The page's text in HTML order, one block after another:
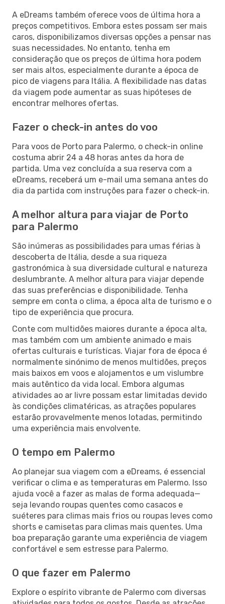
A eDreams também oferece voos de última hora a
preços competitivos. Embora estes possam ser mais
caros, disponibilizamos diversas opções a pensar nas
suas necessidades. No entanto, tenha em
consideração que os preços de última hora podem
ser mais altos, especialmente durante a época de
pico de viagens para Itália. A flexibilidade nas datas
da viagem pode aumentar as suas hipóteses de
encontrar melhores ofertas.
Fazer o check-in antes do voo
Para voos de Porto para Palermo, o check-in online
costuma abrir 24 a 48 horas antes da hora de
partida. Uma vez concluída a sua reserva com a
eDreams, receberá um e-mail uma semana antes do
dia da partida com instruções para fazer o check-in.
A melhor altura para viajar de Porto
para Palermo
São inúmeras as possibilidades para umas férias à
descoberta de Itália, desde a sua riqueza
gastronómica à sua diversidade cultural e natureza
deslumbrante. A melhor altura para viajar depende
das suas preferências e disponibilidade. Tenha
sempre em conta o clima, a época alta de turismo e o
tipo de experiência que procura.
Conte com multidões maiores durante a época alta,
mas também com um ambiente animado e mais
ofertas culturais e turísticas. Viajar fora de época é
normalmente sinónimo de menos multidões, preços
mais baixos em voos e alojamentos e um vislumbre
mais autêntico da vida local. Embora algumas
atividades ao ar livre possam estar limitadas devido
às condições climatéricas, as atrações populares
estarão provavelmente menos lotadas, permitindo
uma experiência mais envolvente.
O tempo em Palermo
Ao planejar sua viagem com a eDreams, é essencial
verificar o clima e as temperaturas em Palermo. Isso
ajuda você a fazer as malas de forma adequada—
seja levando roupas quentes como casacos e
suéteres para climas mais frios ou roupas leves como
shorts e camisetas para climas mais quentes. Uma
boa preparação garante uma experiência de viagem
confortável e sem estresse para Palermo.
O que fazer em Palermo
Explore o espírito vibrante de Palermo com diversas